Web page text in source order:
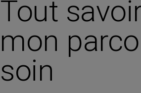
Tout
mon
soin